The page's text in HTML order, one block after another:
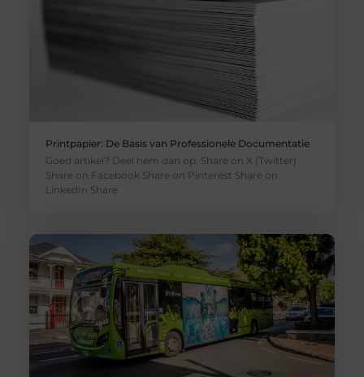
Printpapier: De Basis van Professionele Documentatie
Goed artikel? Deel hem dan op: Share on X (Twitter)
Share on Facebook Share on Pinterest Share on
LinkedIn Share